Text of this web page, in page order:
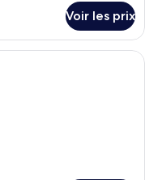
Voir les prix
forts dans les chambres,